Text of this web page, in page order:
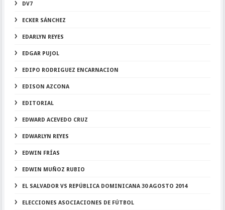
DV7
ECKER SÁNCHEZ
EDARLYN REYES
EDGAR PUJOL
EDIPO RODRIGUEZ ENCARNACION
EDISON AZCONA
EDITORIAL
EDWARD ACEVEDO CRUZ
EDWARLYN REYES
EDWIN FRÍAS
EDWIN MUÑOZ RUBIO
EL SALVADOR VS REPÚBLICA DOMINICANA 30 AGOSTO 2014
ELECCIONES ASOCIACIONES DE FÚTBOL